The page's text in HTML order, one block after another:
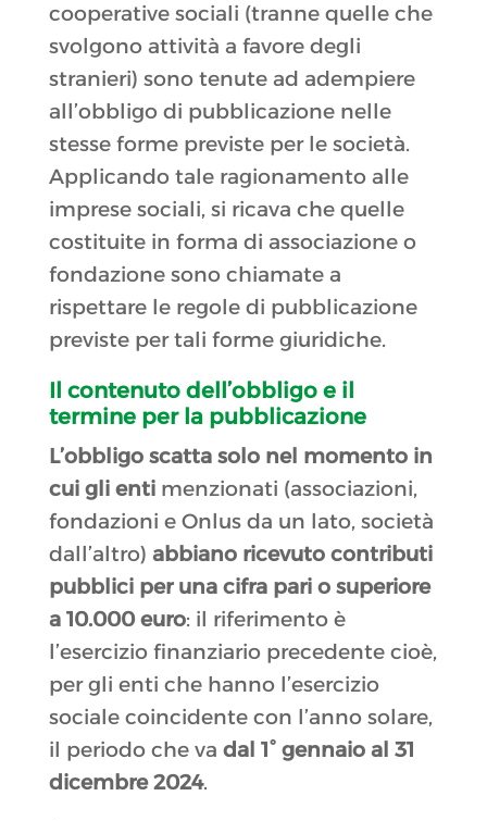
cooperative sociali (tranne quelle che
svolgono attività a favore degli
stranieri) sono tenute ad adempiere
all’obbligo di pubblicazione nelle
stesse forme previste per le società.
Applicando tale ragionamento alle
imprese sociali, si ricava che quelle
costituite in forma di associazione o
fondazione sono chiamate a
rispettare le regole di pubblicazione
previste per tali forme giuridiche.
Il contenuto dell’obbligo e il
termine per la pubblicazione
L’obbligo scatta solo nel momento in
cui gli enti menzionati (associazioni,
fondazioni e Onlus da un lato, società
dall’altro) abbiano ricevuto contributi
pubblici per una cifra pari o superiore
a 10.000 euro: il riferimento è
l’esercizio finanziario precedente cioè,
per gli enti che hanno l’esercizio
sociale coincidente con l’anno solare,
il periodo che va dal 1° gennaio al 31
dicembre 2024.